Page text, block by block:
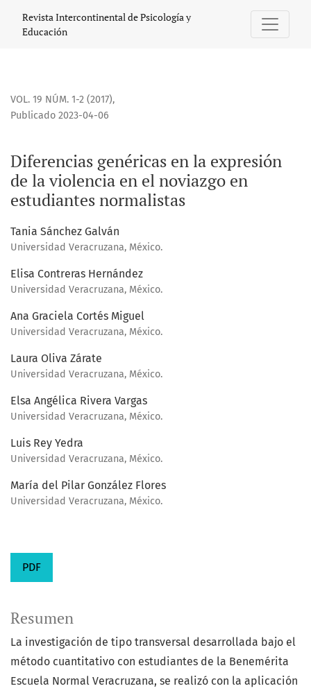
Diferencias genéricas en la expresión de la violencia en
Revista Intercontinental de Psicología y
Educación
VOL. 19 NÚM. 1-2 (2017),
Diferencias genéricas en la expresión
de la violencia en el noviazgo en
estudiantes normalistas
Publicado 2023-04-06
Tania Sánchez Galván
Universidad Veracruzana, México.
Elisa Contreras Hernández
Universidad Veracruzana, México.
Ana Graciela Cortés Miguel
Universidad Veracruzana, México.
Laura Oliva Zárate
Universidad Veracruzana, México.
Elsa Angélica Rivera Vargas
Universidad Veracruzana, México.
Luis Rey Yedra
Universidad Veracruzana, México.
María del Pilar González Flores
Universidad Veracruzana, México.
PDF
Resumen
La investigación de tipo transversal desarrollada bajo el
método cuantitativo con estudiantes de la Benemérita
Escuela Normal Veracruzana, se realizó con la aplicación